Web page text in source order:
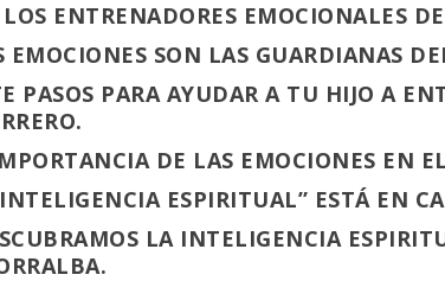
LOS ENTRENADORES EMOCIONALES
EMOCIONES SON LAS GUARDIANAS
PASOS PARA AYUDAR A TU HIJO A
DE LAS EMOCIONES EN
ESPIRITUAL” ESTÁ EN
LA INTELIGENCIA